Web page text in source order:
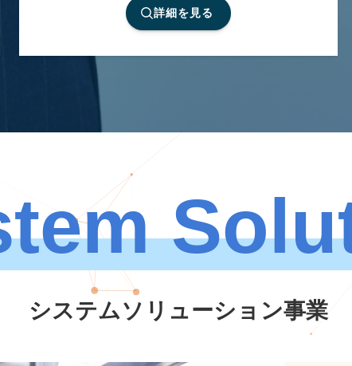
詳細を見る
システムソリューション事業